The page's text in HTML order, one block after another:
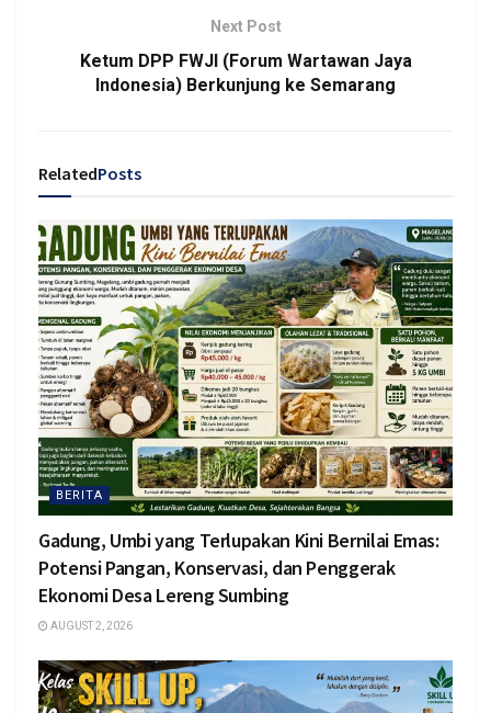
Next Post
Ketum DPP FWJI (Forum Wartawan Jaya
Indonesia) Berkunjung ke Semarang
RelatedPosts
BERITA
Gadung, Umbi yang Terlupakan Kini Bernilai Emas:
Potensi Pangan, Konservasi, dan Penggerak
Ekonomi Desa Lereng Sumbing
AUGUST 2, 2026